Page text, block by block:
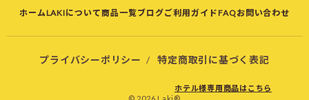
ホームLAKIについて商品一覧ブログご利用ガイドFAQお問い合わせ
ホテル様専用商品はこちら
プライバシーポリシー / 特定商取引に基づく表記